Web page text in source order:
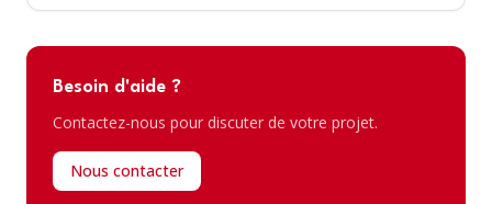
Besoin d'aide ?
Contactez-nous pour discuter de votre projet.
Nous contacter